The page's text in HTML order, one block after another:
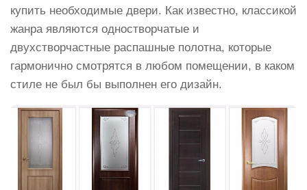
купить необходимые двери. Как известно, классикой
жанра являются одностворчатые и
двухстворчастные распашные полотна, которые
гармонично смотрятся в любом помещении, в каком
стиле не был бы выполнен его дизайн.